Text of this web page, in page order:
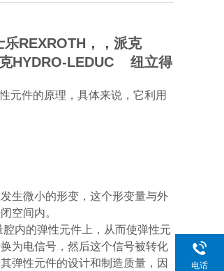
REXROTH，，派克
HYDRO-LEDUC 纽立得
元件的原理，具体来说，它利用
生微小的形变，这个形变量与外
空间内。
内的弹性元件上，从而使弹性元
为电信号，然后这个信号被转化
弹性元件的设计和制造质量，因
电话